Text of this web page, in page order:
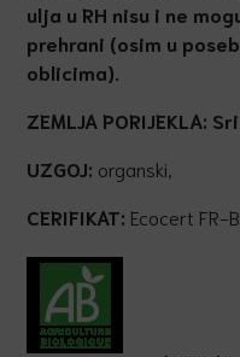
ulja u RH nisu i ne
prehrani (osim u
oblicima).
ZEMLJA PORIJEKLA:
UZGOJ: organski,
CERIFIKAT: Ecocert FR-